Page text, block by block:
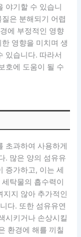
야기할 수 있습니
은 분해되기 어렵
에 부정적인 영향
영향을 미치며 생
있습니다. 따라서
호에 도움이 될 수
초과하여 사용하게
. 많은 양의 섬유유
증가하고, 이는 세
탁물의 흡수력이
지지 않아 추가적인
다. 또한 섬유유연
시키거나 손상시킬
환경에 해를 끼칠